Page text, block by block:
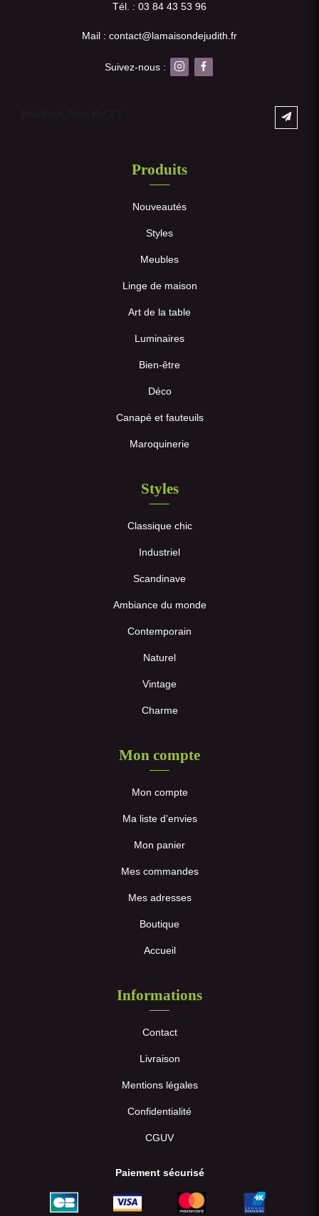
Tél. : 03 84 43 53 96
Mail : contact@lamaisondejudith.fr
Suivez-nous :
Produits
Nouveautés
Styles
Meubles
Linge de maison
Art de la table
Luminaires
Bien-être
Déco
Canapé et fauteuils
Maroquinerie
Styles
Classique chic
Industriel
Scandinave
Ambiance du monde
Contemporain
Naturel
Vintage
Charme
Mon compte
Mon compte
Ma liste d’envies
Mon panier
Mes commandes
Mes adresses
Boutique
Accueil
Informations
Contact
Livraison
Mentions légales
Confidentialité
CGUV
Paiement sécurisé